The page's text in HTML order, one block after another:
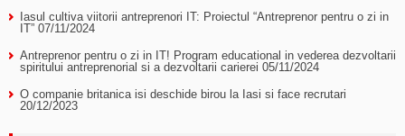
Iasul cultiva viitorii antreprenori IT: Proiectul “Antreprenor pentru o zi in
IT” 07/11/2024
Antreprenor pentru o zi in IT! Program educational in vederea dezvoltarii
spiritului antreprenorial si a dezvoltarii carierei 05/11/2024
O companie britanica isi deschide birou la Iasi si face recrutari
20/12/2023